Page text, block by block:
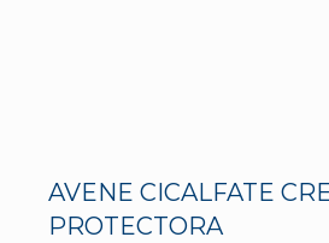
AVENE CICALFATE
PROTECTORA